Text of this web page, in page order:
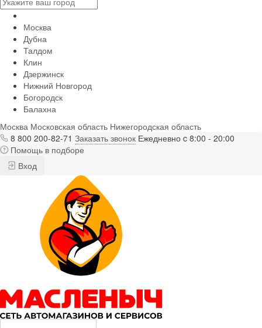
Москва
Дубна
Талдом
Клин
Дзержинск
Нижний Новгород
Богородск
Балахна
Москва Московская область Нижегородская область
8 800 200-82-71 Заказать звонок Ежедневно c 8:00 - 20:00
Помощь в подборе
Вход